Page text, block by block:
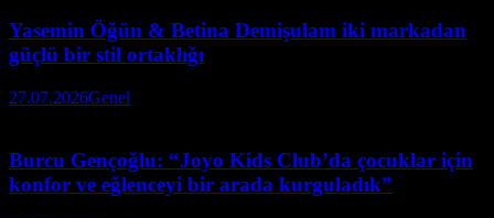
Yasemin Öğün & Betina Demişulam iki markadan
güçlü bir stil ortaklığı
27.07.2026Genel
Burcu Gençoğlu: “Joyo Kids Club’da çocuklar için
konfor ve eğlenceyi bir arada kurguladık”